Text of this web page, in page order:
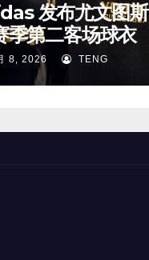
发布尤文图斯
季第二客场球衣
8, 2026 TENG